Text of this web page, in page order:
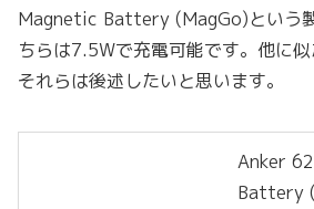
Magnetic Battery (MagGo)という
ちらは7.5Wで充電可能です。他に似
それらは後述したいと思います。
Anker
Battery